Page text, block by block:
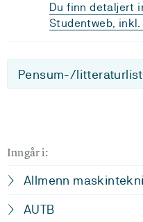
Du finn detaljert
Studentweb,
Pensum-/
Inngår i:
Allmenn
AUTB